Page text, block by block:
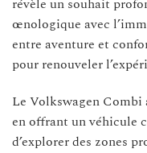
révèle un souhait
œnologique avec
entre aventure et
pour renouveler
Le Volkswagen
en offrant un véhicule
d’explorer des zones